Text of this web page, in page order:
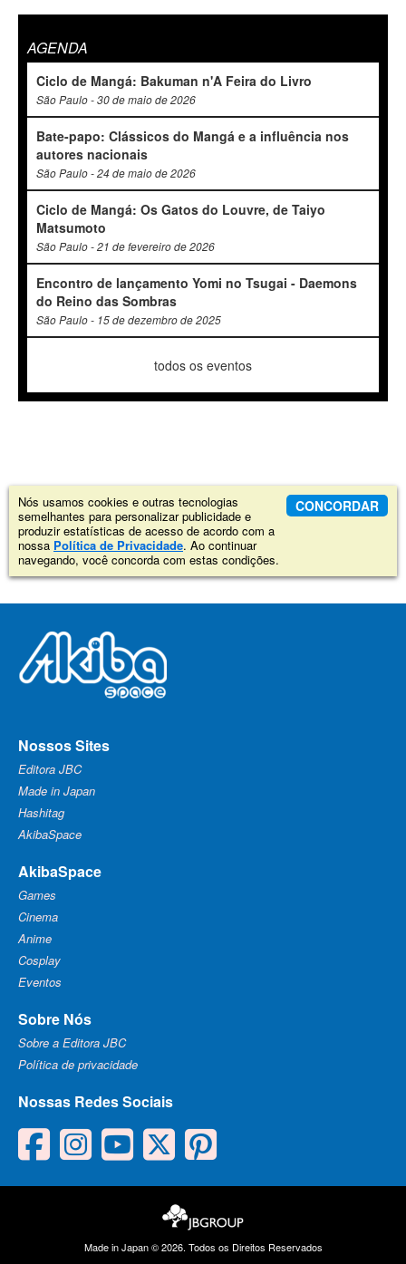
AGENDA
Ciclo de Mangá: Bakuman n'A Feira do Livro
São Paulo - 30 de maio de 2026
Bate-papo: Clássicos do Mangá e a influência nos
autores nacionais
São Paulo - 24 de maio de 2026
Ciclo de Mangá: Os Gatos do Louvre, de Taiyo
Matsumoto
São Paulo - 21 de fevereiro de 2026
Encontro de lançamento Yomi no Tsugai - Daemons
do Reino das Sombras
São Paulo - 15 de dezembro de 2025
todos os eventos
Nós usamos cookies e outras tecnologias
semelhantes para personalizar publicidade e
produzir estatísticas de acesso de acordo com a
nossa Política de Privacidade. Ao continuar
navegando, você concorda com estas condições.
CONCORDAR
Nossos Sites
Editora JBC
Made in Japan
Hashitag
AkibaSpace
AkibaSpace
Games
Cinema
Anime
Cosplay
Eventos
Sobre Nós
Sobre a Editora JBC
Política de privacidade
Nossas Redes Sociais
facebook
instagram
youtube
twitterpinterest
Made in Japan © 2026. Todos os Direitos Reservados